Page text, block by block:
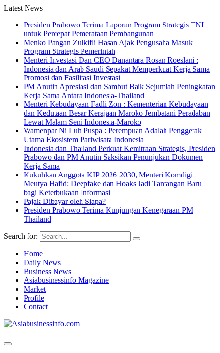
Latest News
Presiden Prabowo Terima Laporan Program Strategis TNI
untuk Percepat Pemerataan Pembangunan
Menko Pangan Zulkifli Hasan Ajak Pengusaha Masuk
Program Strategis Pemerintah
Menteri Investasi Dan CEO Danantara Rosan Roeslani :
Indonesia dan Arab Saudi Sepakat Memperkuat Kerja Sama
Promosi dan Fasilitasi Investasi
PM Anutin Apresiasi dan Sambut Baik Sejumlah Peningkatan
Kerja Sama Antara Indonesia-Thailand
Menteri Kebudayaan Fadli Zon : Kementerian Kebudayaan
dan Kedutaan Besar Kerajaan Maroko Jembatani Peradaban
Lewat Malam Seni Indonesia-Maroko
Wamenpar Ni Luh Puspa : Perempuan Adalah Penggerak
Utama Ekosistem Pariwisata Indonesia
Indonesia dan Thailand Perkuat Kemitraan Strategis, Presiden
Prabowo dan PM Anutin Saksikan Penunjukan Dokumen
Kerja Sama
Kukuhkan Anggota KIP 2026-2030, Menteri Komdigi
Meutya Hafid: Deepfake dan Hoaks Jadi Tantangan Baru
bagi Keterbukaan Informasi
Pajak Dibayar oleh Siapa?
Presiden Prabowo Terima Kunjungan Kenegaraan PM
Thailand
Search for:
Home
Daily News
Business News
Asiabusinessinfo Magazine
Market
Profile
Contact